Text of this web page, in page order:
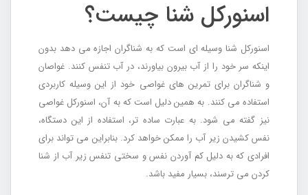
اسنورکل شنا چیست؟
اسنورکل شنا وسیله ای است که به شناگران اجازه می دهد بدون
اینکه سر خود را از آب بیرون بیاورند، در آب تنفس کنند. غواصان
و شناگران برای تمرین های غواصی خود از این وسیله کاربردی
استفاده می کنند. به همین دلیل است که به آن، اسنورکل غواصی
نیز گفته می شود. به عبارت ساده تر، استفاده از این دستگاه،
نفس کشیدن زیر آب را ممکن خواهد کرد. بنابراین می تواند برای
افرادی که به دلیل کم آوردن نفس و سختی تنفس زیر آب از شنا
کردن می ترسند، بسیار مفید باشد.